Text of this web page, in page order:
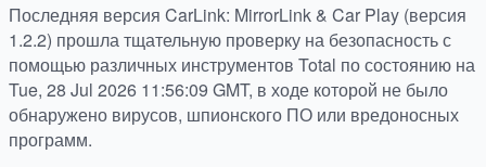
Последняя версия CarLink: MirrorLink & Car Play (версия
1.2.2) прошла тщательную проверку на безопасность с
помощью различных инструментов Total по состоянию на
Tue, 28 Jul 2026 11:56:09 GMT, в ходе которой не было
обнаружено вирусов, шпионского ПО или вредоносных
программ.